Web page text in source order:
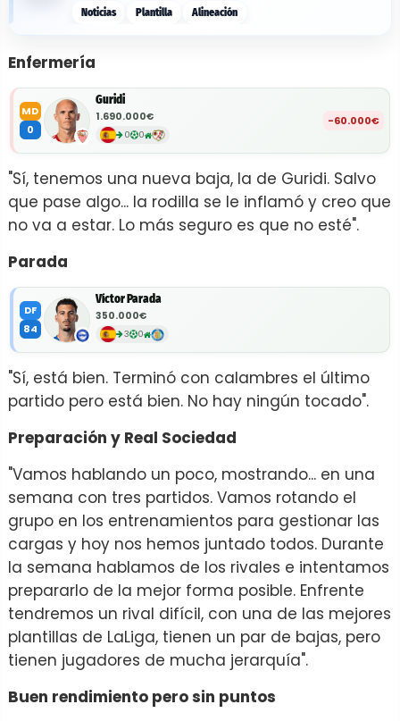
Noticias Plantilla Alineación
Enfermería
MD
0
Guridi
1.690.000€
0 0
-60.000€
"Sí, tenemos una nueva baja, la de Guridi. Salvo
que pase algo... la rodilla se le inflamó y creo que
no va a estar. Lo más seguro es que no esté".
Parada
DF
84
Víctor Parada
350.000€
3 0
"Sí, está bien. Terminó con calambres el último
partido pero está bien. No hay ningún tocado".
Preparación y Real Sociedad
"Vamos hablando un poco, mostrando... en una
semana con tres partidos. Vamos rotando el
grupo en los entrenamientos para gestionar las
cargas y hoy nos hemos juntado todos. Durante
la semana hablamos de los rivales e intentamos
prepararlo de la mejor forma posible. Enfrente
tendremos un rival difícil, con una de las mejores
plantillas de LaLiga, tienen un par de bajas, pero
tienen jugadores de mucha jerarquía".
Buen rendimiento pero sin puntos